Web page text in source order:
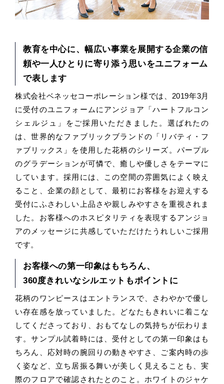
教育を中心に、幅広い事業を展開する企業の信
頼や一人ひとりに寄り添う思いをユニフォーム
で表します
株式会社ベネッセコーポレーション様では、2019年3月
に受付のユニフォームにアンジョア「ハートフルコン
シェルジュ」をご採用いただきました。選ばれたの
は、世界的なファブリックブランドの「リバティ・フ
ァブリックス」を使用した花柄のシリーズ。パープル
のグラデーションが可憐で、癒しや優しさをテーマに
しています。採用には、この空間の雰囲気によく映え
ること、企業の顔として、最初にお客様をお迎えする
受付にふさわしい上品さや親しみやすさを重視されま
した。お客様へのホスピタリティを表現するアンジョ
アのメッセージに共感していただけたうれしいご採用
です。
お客様への第一印象はもちろん、
360度きれいなシルエットもポイントに
花柄のワンピースはエントランスで、さわやかで優し
い存在感を放っていました。どなたもきれいに着こな
してくださっており、おもてなしの気持ちが伝わりま
す。サンプル試着時には、受付としての第一印象はも
ちろん、応対時の腕回りの動きやすさ、ご案内時の歩
く姿など、立ち居振る舞いが美しく見えることも、実
際のフロアで確認されたとのこと。ホワイトのジャケ